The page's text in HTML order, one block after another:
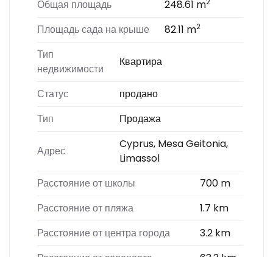
Общая площадь 248.61 m
Площадь сада на крыше 82.11 m2
Тип
недвижимости
Квартира
Статус
продано
Тип
Продажа
Адрес
Cyprus, Mesa Geitonia,
Limassol
Расстояние от школы
700 m
Расстояние от пляжа
1.7 km
Расстояние от центра города
3.2 km